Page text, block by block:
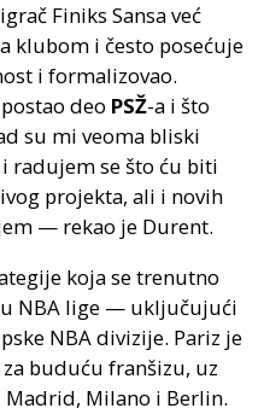
Finiks Sansa već
klubom i često posećuje
i formalizovao.
deo PSŽ-a i što
su mi veoma bliski
radujem se što ću biti
projekta, ali i novih
— rekao je Durent.
koja se trenutno
NBA lige — uključujući
NBA divizije. Pariz je
buduću franšizu, uz
Madrid, Milano i Berlin.